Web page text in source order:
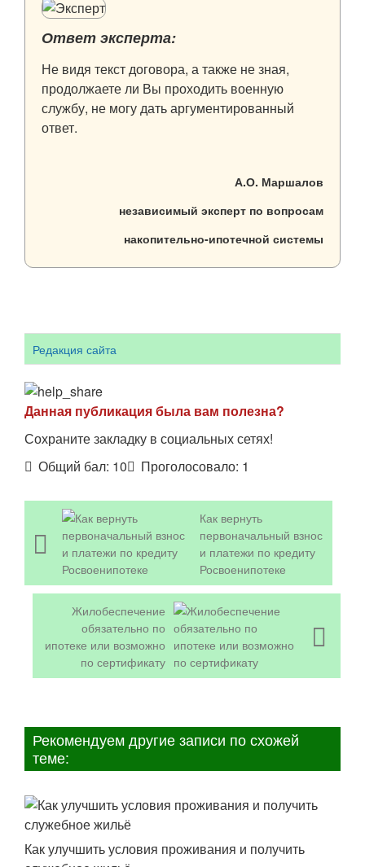
Ответ эксперта:
Не видя текст договора, а также не зная,
продолжаете ли Вы проходить военную
службу, не могу дать аргументированный
ответ.
А.О. Маршалов
независимый эксперт по вопросам
накопительно-ипотечной системы
Редакция сайта
Данная публикация была вам полезна?
Сохраните закладку в социальных сетях!
Общий бал: 10 Проголосовало: 1
Как вернуть
первоначальный взнос
и платежи по кредиту
Росвоенипотеке
Жилобеспечение
обязательно по
ипотеке или возможно
по сертификату
Рекомендуем другие записи по схожей
теме:
Как улучшить условия проживания и получить